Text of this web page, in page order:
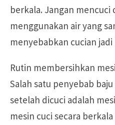
berkala. Jangan mencuci
menggunakan air yang
menyebabkan cucian
Rutin membersihkan
Salah satu penyebab
setelah dicuci adalah
mesin cuci secara